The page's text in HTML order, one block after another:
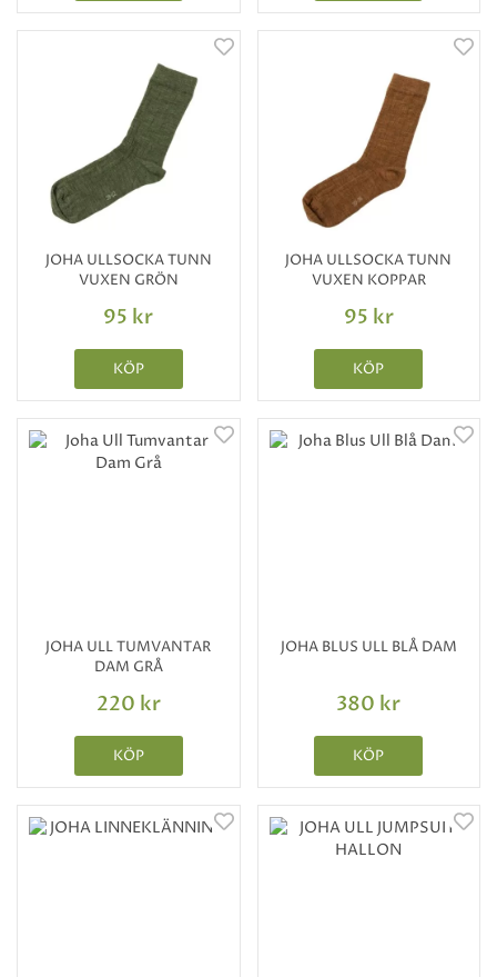
JOHA ULLSOCKA TUNN
VUXEN GRÖN
95 kr
KÖP
JOHA ULLSOCKA TUNN
VUXEN KOPPAR
95 kr
KÖP
JOHA ULL TUMVANTAR
DAM GRÅ
220 kr
KÖP
JOHA BLUS ULL BLÅ DAM
380 kr
KÖP